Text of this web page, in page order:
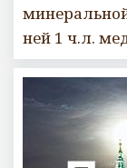
ней 1 ч.л.